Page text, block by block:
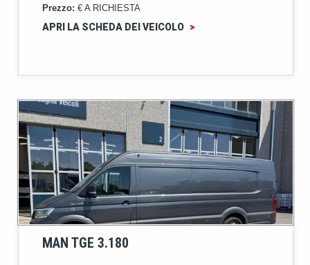
Prezzo: € A RICHIESTA
APRI LA SCHEDA DEI VEICOLO >
MAN TGE 3.180